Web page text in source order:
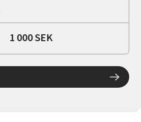
1 000 SEK